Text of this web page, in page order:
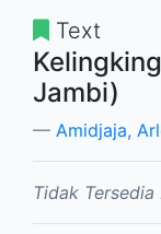
Text
Jambi)
Amidjaja,
Tidak